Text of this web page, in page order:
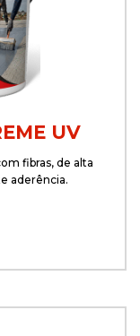
UV
fibras, de alta
aderência.